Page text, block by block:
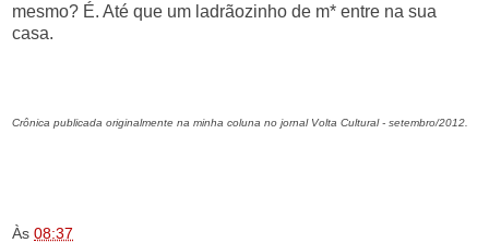
mesmo? É. Até que um ladrãozinho de m* entre na sua
casa.
Crônica publicada originalmente na minha coluna no jornal Volta Cultural - setembro/2012.
Às 08:37